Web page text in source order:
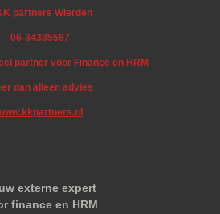
partners Wierden
06-34385587
partner voor Finance en HRM
dan alleen advies
externe expert
finance en HRM